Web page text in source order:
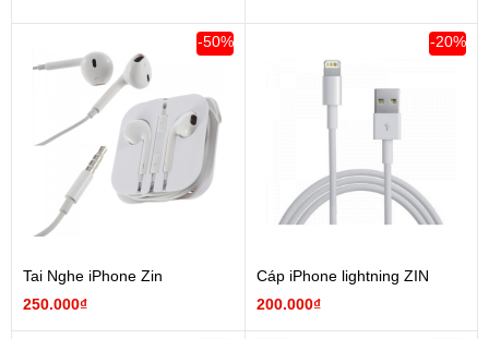
Tai Nghe iPhone Zin
250.000₫
-50%
Cáp iPhone lightning ZIN
200.000₫
-20%